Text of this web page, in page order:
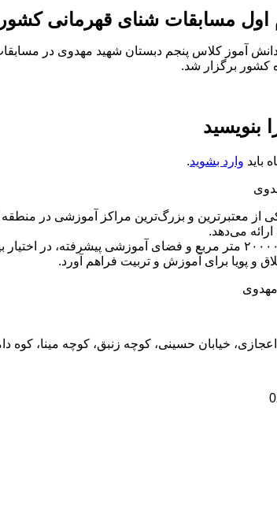
مسابقات شنای قهرمانی
آموز کلاس پنجم دبستان شهید مهدوی در
کشور برگزار شد.
بنویسید
باید وارد بشوید.
معتبرترین و بزرگ‌ترین مراکز آموزشی در
می‌دهد.
و پویا برای آموزش و تربیت فراهم آورد.
مهدوی
اعجازی، خیابان حسینی، کوچه زنبق، کوچه مینا، کوه